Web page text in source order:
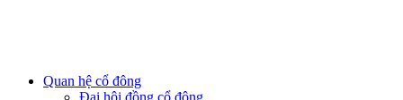
Quan hệ cổ đông
Đại hội đồng cổ đông